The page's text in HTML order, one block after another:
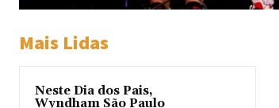
Mais Lidas
Neste Dia dos Pais,
Wyndham São Paulo